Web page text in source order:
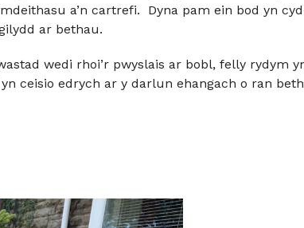
a’n cartrefi. Dyna pam ein bod yn
ar bethau.
wastad wedi rhoi’r pwyslais ar bobl, felly rydym
ceisio edrych ar y darlun ehangach o ran